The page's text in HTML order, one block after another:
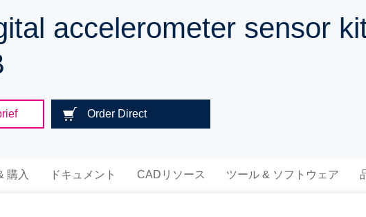
accelerometer sensor
Order Direct
購入 ドキュメント CADリソース ツール & ソフトウェア